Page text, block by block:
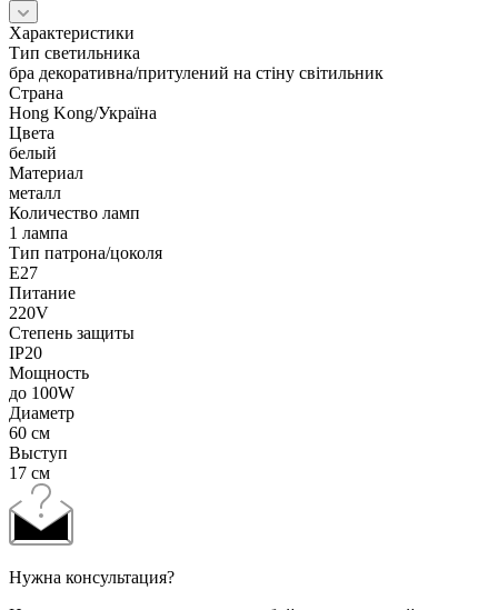
Характеристики
Тип светильника
бра декоративна/притулений на стіну світильник
Страна
Hong Kong/Україна
Цвета
белый
Материал
металл
Количество ламп
1 лампа
Тип патрона/цоколя
E27
Питание
220V
Степень защиты
IP20
Мощность
до 100W
Диаметр
60 см
Выступ
17 см
Нужна консультация?